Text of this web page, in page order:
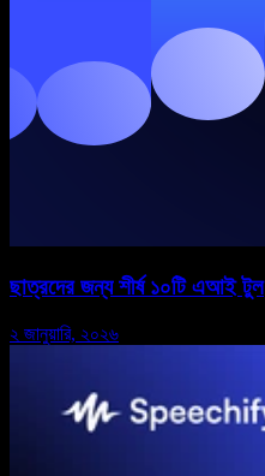
ছাত্রদের জন্য শীর্ষ ১০টি এআই টুল
২ জানুয়ারি, ২০২৬